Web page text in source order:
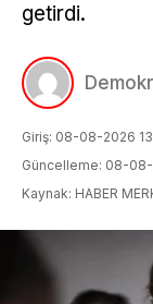
getirdi.
Giriş: 08-08-2026
Güncelleme: 08-
Kaynak: HABER